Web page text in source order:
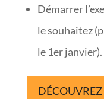
Démarrer
le souhaitez
le 1er janvier).